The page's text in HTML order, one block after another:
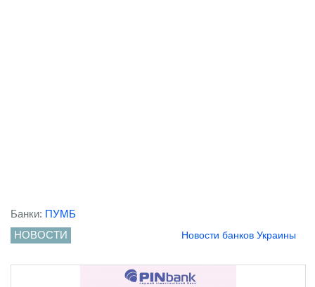
Банки: ПУМБ
НОВОСТИ
Новости банков Украины